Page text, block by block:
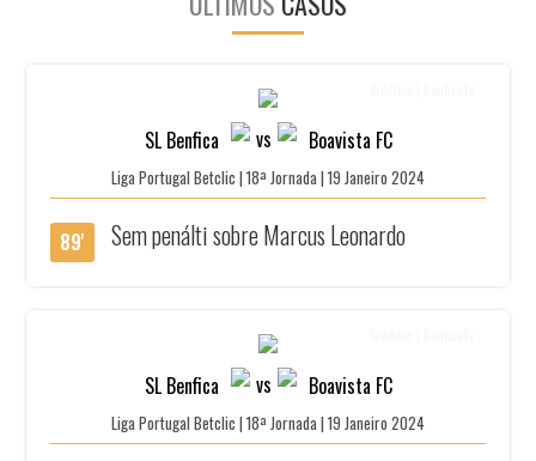
SL Benfica vs Boavista FC
Liga Portugal Betclic | 18ª Jornada | 19 Janeiro 2024
89' Sem penálti sobre Marcus Leonardo
SL Benfica vs Boavista FC
Liga Portugal Betclic | 18ª Jornada | 19 Janeiro 2024